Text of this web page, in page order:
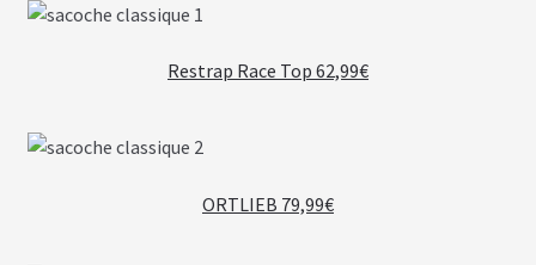
Restrap Race Top 62,99€
ORTLIEB 79,99€